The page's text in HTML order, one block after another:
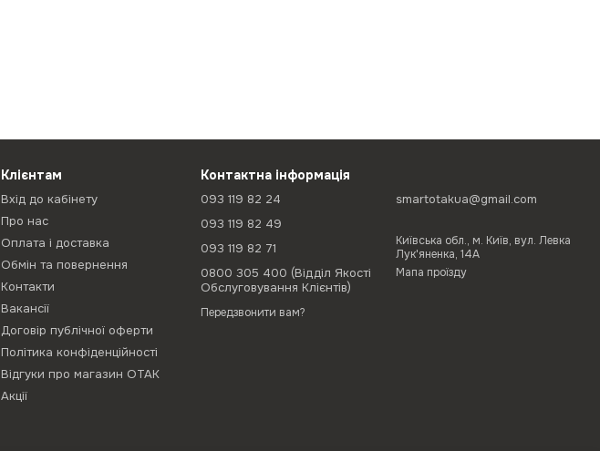
Клієнтам
Вхід до кабінету
Про нас
Оплата і доставка
Обмін та повернення
Контакти
Вакансії
Договір публічної оферти
Політика конфіденційності
Відгуки про магазин ОТАК
Акції
Контактна інформація
093 119 82 24
093 119 82 49
093 119 82 71
0800 305 400 (Відділ Якості
Обслуговування Клієнтів)
Передзвонити вам?
smartotakua@gmail.com
Київська обл., м. Київ, вул. Левка
Лук'яненка, 14А
Мапа проїзду